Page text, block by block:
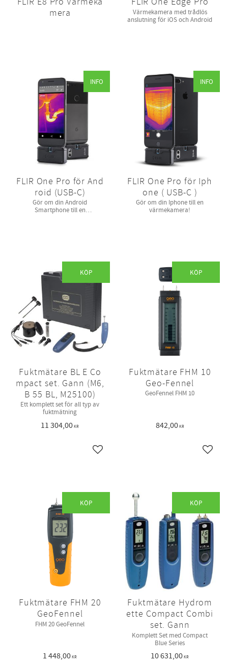
mera
Värmekamera med trådlös
anslutning för iOS och Android
FLIR One Pro för And
roid (USB-C)
Gör om din Android
Smartphone till en
INFO
FLIR One Pro för Iph
one ( USB-C )
Gör om din Iphone till en
värmekamera!
INFO
Fuktmätare BL E Co
mpact set. Gann (M6,
B 55 BL, M25100)
Ett komplett set för all typ av
fuktmätning
11 304,00KR
Lägg till i favoriter
KÖP
Fuktmätare FHM 10
Geo-Fennel
GeoFennel FHM 10
842,00KR
Lägg
KÖP
Fuktmätare FHM 20
GeoFennel
FHM 20 GeoFennel
1 448,00KR
KÖP
Fuktmätare Hydrom
ette Compact Combi
set. Gann
Komplett Set med Compact
Blue Series
10 631,00KR
KÖP